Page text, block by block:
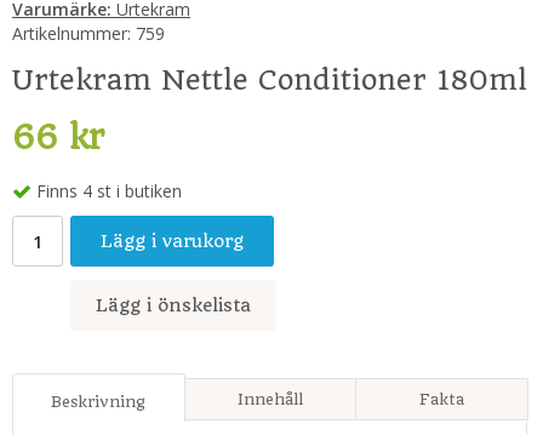
Varumärke: Urtekram
Artikelnummer: 759
Urtekram Nettle Conditioner 180ml
66 kr
Finns 4 st i butiken
Lägg i varukorg
Lägg i önskelista
Beskrivning Innehåll Fakta